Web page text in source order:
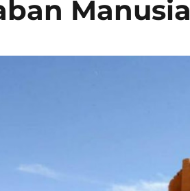
Manusia